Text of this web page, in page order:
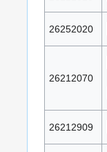
26252020
26212070
26212909